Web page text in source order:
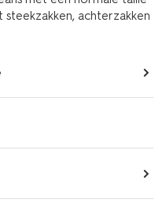
achterzakken